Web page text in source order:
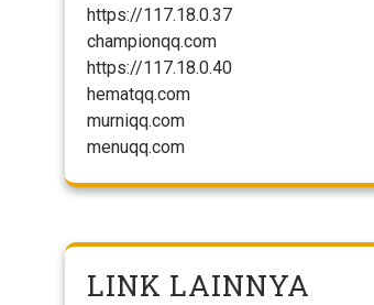
https://117.18.0.37
championqq.com
https://117.18.0.40
hematqq.com
murniqq.com
menuqq.com
LINK LAINNYA